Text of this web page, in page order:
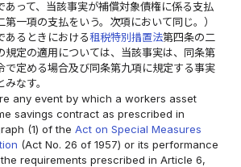
あって、当該事実が補償対象債権に係る支払
第一項の支払をいう。次項において同じ。）
あるときにおける租税特別措置法第四条の二
規定の適用については、当該事実は、同条第
で定める場合及び同条第九項に規定する事実
なす。
any event by which a workers asset
savings contract as prescribed in
(1) of theAct on Special Measures
(Act No. 26 of 1957) or its performance
requirements prescribed in Article 6,